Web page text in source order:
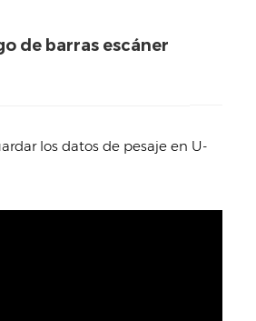
de barras escáner
los datos de pesaje en U-